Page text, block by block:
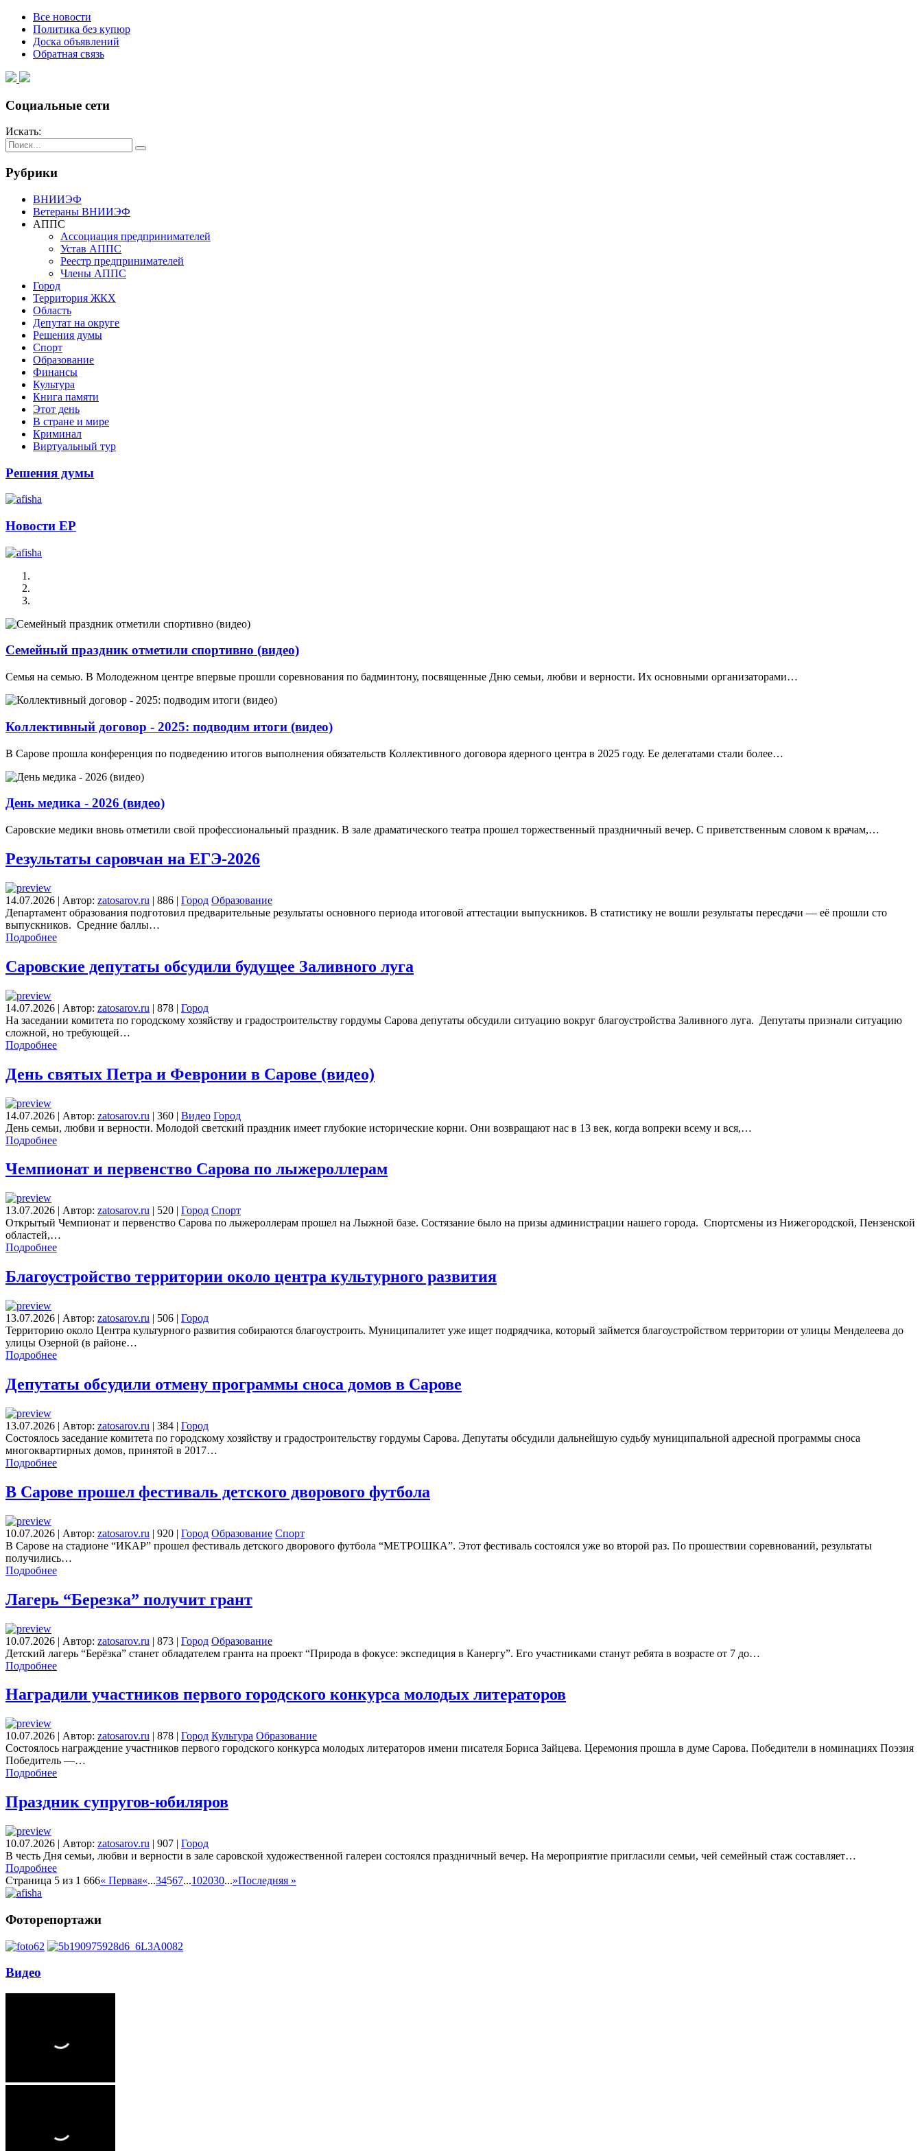
Все новости
Политика без купюр
Доска объявлений
Обратная связь
Социальные сети
Искать:
Рубрики
ВНИИЭФ
Ветераны ВНИИЭФ
АППС
Ассоциация предпринимателей
Устав АППС
Реестр предпринимателей
Члены АППС
Город
Территория ЖКХ
Область
Депутат на округе
Решения думы
Спорт
Образование
Финансы
Культура
Книга памяти
Этот день
В стране и мире
Криминал
Виртуальный тур
Решения думы
Новости ЕР
Семейный праздник отметили спортивно (видео)
Семья на семью. В Молодежном центре впервые прошли соревнования по бадминтону, посвященные Дню семьи, любви и верности. Их основными организаторами…
Коллективный договор - 2025: подводим итоги (видео)
В Сарове прошла конференция по подведению итогов выполнения обязательств Коллективного договора ядерного центра в 2025 году. Ее делегатами стали более…
День медика - 2026 (видео)
Саровские медики вновь отметили свой профессиональный праздник. В зале драматического театра прошел торжественный праздничный вечер. С приветственным словом к врачам,…
Результаты саровчан на ЕГЭ‑2026
14.07.2026 | Автор: zatosarov.ru | 886 | Город Образование
Департамент образования подготовил предварительные результаты основного периода итоговой аттестации выпускников. В статистику не вошли результаты пересдачи — её прошли сто
выпускников. Средние баллы…
Подробнее
Саровские депутаты обсудили будущее Заливного луга
14.07.2026 | Автор: zatosarov.ru | 878 | Город
На заседании комитета по городскому хозяйству и градостроительству гордумы Сарова депутаты обсудили ситуацию вокруг благоустройства Заливного луга. Депутаты признали ситуацию
сложной, но требующей…
Подробнее
День святых Петра и Февронии в Сарове (видео)
14.07.2026 | Автор: zatosarov.ru | 360 | Видео Город
День семьи, любви и верности. Молодой светский праздник имеет глубокие исторические корни. Они возвращают нас в 13 век, когда вопреки всему и вся,…
Подробнее
Чемпионат и первенство Сарова по лыжероллерам
13.07.2026 | Автор: zatosarov.ru | 520 | Город Спорт
Открытый Чемпионат и первенство Сарова по лыжероллерам прошел на Лыжной базе. Состязание было на призы администрации нашего города. Спортсмены из Нижегородской, Пензенской
областей,…
Подробнее
Благоустройство территории около центра культурного развития
13.07.2026 | Автор: zatosarov.ru | 506 | Город
Территорию около Центра культурного развития собираются благоустроить. Муниципалитет уже ищет подрядчика, который займется благоустройством территории от улицы Менделеева до
улицы Озерной (в районе…
Подробнее
Депутаты обсудили отмену программы сноса домов в Сарове
13.07.2026 | Автор: zatosarov.ru | 384 | Город
Cостоялось заседание комитета по городскому хозяйству и градостроительству гордумы Сарова. Депутаты обсудили дальнейшую судьбу муниципальной адресной программы сноса
многоквартирных домов, принятой в 2017…
Подробнее
В Сарове прошел фестиваль детского дворового футбола
10.07.2026 | Автор: zatosarov.ru | 920 | Город Образование Спорт
В Сарове на стадионе “ИКАР” прошел фестиваль детского дворового футбола “МЕТРОШКА”. Этот фестиваль состоялся уже во второй раз. По прошествии соревнований, результаты
получились…
Подробнее
Лагерь “Березка” получит грант
10.07.2026 | Автор: zatosarov.ru | 873 | Город Образование
Детский лагерь “Берёзка” станет обладателем гранта на проект “Природа в фокусе: экспедиция в Канергу”. Его участниками станут ребята в возрасте от 7 до…
Подробнее
Наградили участников первого городского конкурса молодых литераторов
10.07.2026 | Автор: zatosarov.ru | 878 | Город Культура Образование
Состоялось награждение участников первого городского конкурса молодых литераторов имени писателя Бориса Зайцева. Церемония прошла в думе Сарова. Победители в номинациях Поэзия
Победитель —…
Подробнее
Праздник супругов-юбиляров
10.07.2026 | Автор: zatosarov.ru | 907 | Город
В честь Дня семьи, любви и верности в зале саровской художественной галереи состоялся праздничный вечер. На мероприятие пригласили семьи, чей семейный стаж составляет…
Подробнее
Страница 5 из 1 666« Первая«...34567...102030...»Последняя »
Фоторепортажи
Видео